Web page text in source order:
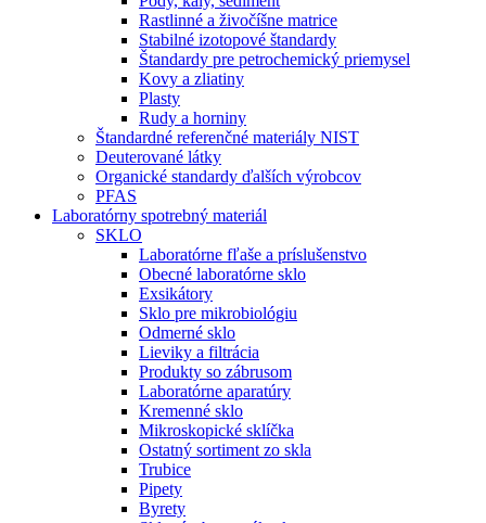
Rastlinné a živočíšne matrice
Stabilné izotopové štandardy
Štandardy pre petrochemický priemysel
Kovy a zliatiny
Plasty
Rudy a horniny
Štandardné referenčné materiály NIST
Deuterované látky
Organické standardy ďalších výrobcov
PFAS
Laboratórny spotrebný materiál
SKLO
Laboratórne fľaše a príslušenstvo
Obecné laboratórne sklo
Exsikátory
Sklo pre mikrobiológiu
Odmerné sklo
Lieviky a filtrácia
Produkty so zábrusom
Laboratórne aparatúry
Kremenné sklo
Mikroskopické sklíčka
Ostatný sortiment zo skla
Trubice
Pipety
Byrety